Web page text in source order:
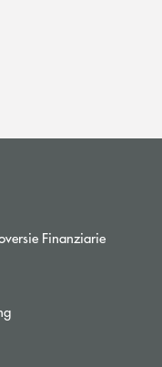
FinanziarieApre una
Apre una nuova finestra
una nuova finestra
nuova finestra